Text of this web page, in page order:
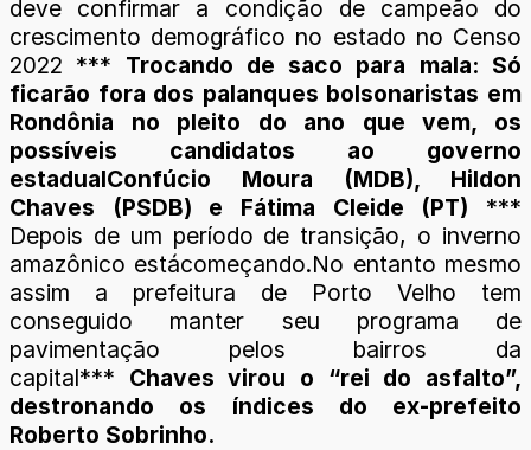
deve confirmar a condição de campeão do
crescimento demográfico no estado no Censo
2022 *** Trocando de saco para mala: Só
ficarão fora dos palanques bolsonaristas em
Rondônia no pleito do ano que vem, os
possíveis candidatos ao governo
estadualConfúcio Moura (MDB), Hildon
Chaves (PSDB) e Fátima Cleide (PT) ***
Depois de um período de transição, o inverno
amazônico estácomeçando.No entanto mesmo
assim a prefeitura de Porto Velho tem
conseguido manter seu programa de
pavimentação pelos bairros da
capital*** Chaves virou o “rei do asfalto”,
destronando os índices do ex-prefeito
Roberto Sobrinho.